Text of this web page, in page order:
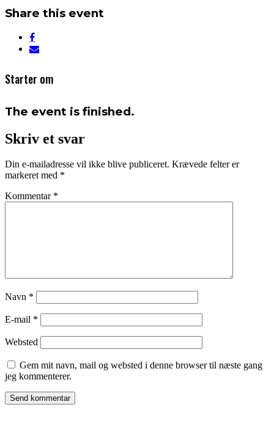
Share this event
Starter om
The event is finished.
Skriv et svar
Din e-mailadresse vil ikke blive publiceret. Krævede felter er
markeret med *
Kommentar *
Navn *
E-mail *
Websted
Gem mit navn, mail og websted i denne browser til næste gang
jeg kommenterer.